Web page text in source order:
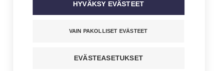
KIRJOITTAJA
MAINIO – JAN HOLMBERG
potilaaksi, huomasin
vuorovaikutustaidoista
HYVÄKSY EVÄSTEET
VAIN PAKOLLISET EVÄSTEET
EVÄSTEASETUKSET